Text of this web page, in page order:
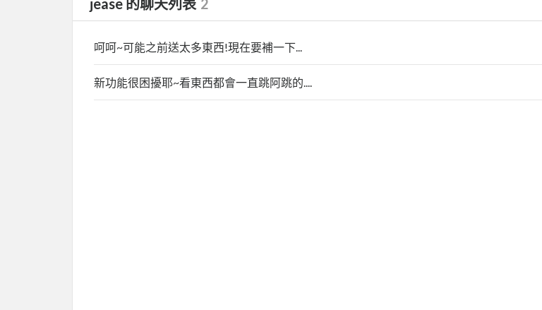
呵呵~可能之前送太多東西!現在要補一下...
新功能很困擾耶~看東西都會一直跳阿跳的....